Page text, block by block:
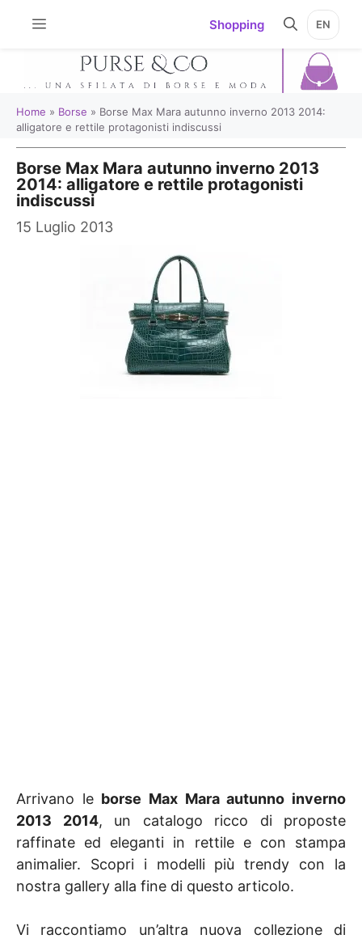
Shopping EN
Home » Borse » Borse Max Mara autunno inverno 2013 2014:
alligatore e rettile protagonisti indiscussi
Borse Max Mara autunno inverno 2013
2014: alligatore e rettile protagonisti
indiscussi
15 Luglio 2013
Arrivano le borse Max Mara autunno inverno
2013 2014, un catalogo ricco di proposte
raffinate ed eleganti in rettile e con stampa
animalier. Scopri i modelli più trendy con la
nostra gallery alla fine di questo articolo.
Vi raccontiamo un’altra nuova collezione di